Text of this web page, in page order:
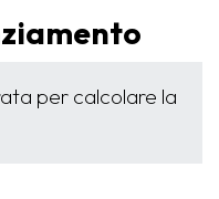
per calcolare la